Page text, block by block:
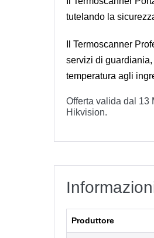
tutelando la
Il Termoscanner
servizi di
temperatura agli
Offerta valida dal 13
Hikvision.
Produttore